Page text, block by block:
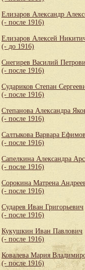
Елизаров Александр
(- после 1916)
Елизаров Алексей
(- до 1916)
Снегирев Василий
(- после 1916)
Судариков Степан
(- после 1916)
Степанова Александра
(- после 1916)
Салтыкова Варвара
(- после 1916)
Сапелкина Александра
(- после 1916)
Сорокина Матрена
(- после 1916)
Сударев Иван Григорьевич
(- после 1916)
Кукушкин Иван Павлович
(- после 1916)
Ковалева Мария
(- после 1916)